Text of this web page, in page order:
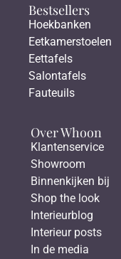
Bestsellers
Hoekbanken
Eetkamerstoelen
Eettafels
Salontafels
Fauteuils
Over Whoon
Klantenservice
Showroom
Binnenkijken bij
Shop the look
Interieurblog
Interieur posts
In de media